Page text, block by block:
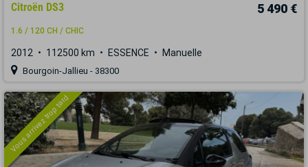
Citroën DS3 5 490 €
1.6 / 120 CH / CHIC
2012 112500 km ESSENCE Manuelle
Bourgoin-Jallieu - 38300
Vous arrivez trop tard